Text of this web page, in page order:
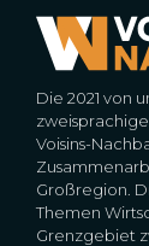
Die 2021 von
Voisins-
Großregion.
Themen
Grenzgebiet